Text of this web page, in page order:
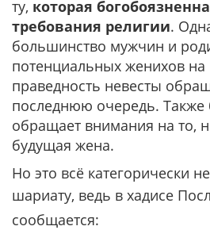
ту, которая богобоязненна
требования религии.
большинство мужчин и
потенциальных женихов на
праведность невесты
последнюю очередь.
обращает внимания на то,
будущая жена.
Но это всё категорически
шариату, ведь в хадисе
сообщается: